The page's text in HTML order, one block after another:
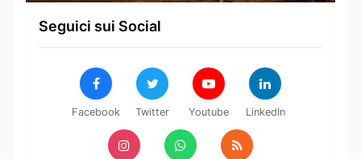
Seguici sui Social
Facebook Twitter Youtube LinkedIn